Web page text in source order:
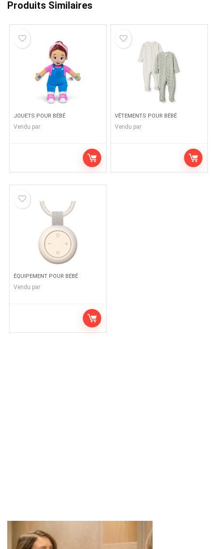
Produits Similaires
JOUETS POUR BÉBÉ
Vendu par
VÊTEMENTS POUR BÉBÉ
Vendu par
ÉQUIPEMENT POUR BÉBÉ
Vendu par